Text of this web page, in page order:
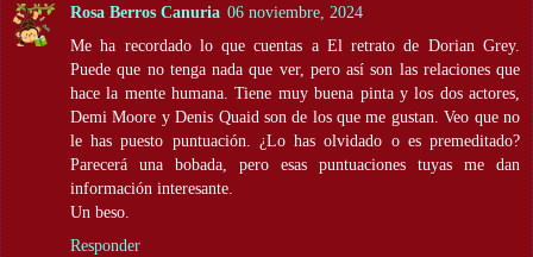
Rosa Berros Canuria 06 noviembre, 2024
Me ha recordado lo que cuentas a El retrato de Dorian Grey.
Puede que no tenga nada que ver, pero así son las relaciones que
hace la mente humana. Tiene muy buena pinta y los dos actores,
Demi Moore y Denis Quaid son de los que me gustan. Veo que no
le has puesto puntuación. ¿Lo has olvidado o es premeditado?
Parecerá una bobada, pero esas puntuaciones tuyas me dan
información interesante.
Un beso.
Responder